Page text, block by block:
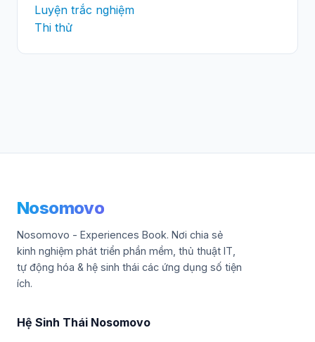
Luyện trắc nghiệm
Thi thử
Nosomovo
Nosomovo - Experiences Book. Nơi chia sẻ
kinh nghiệm phát triển phần mềm, thủ thuật IT,
tự động hóa & hệ sinh thái các ứng dụng số tiện
ích.
Hệ Sinh Thái Nosomovo